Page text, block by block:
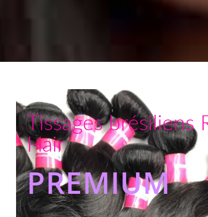
Tissages brésiliens
Hair
PREMIUM